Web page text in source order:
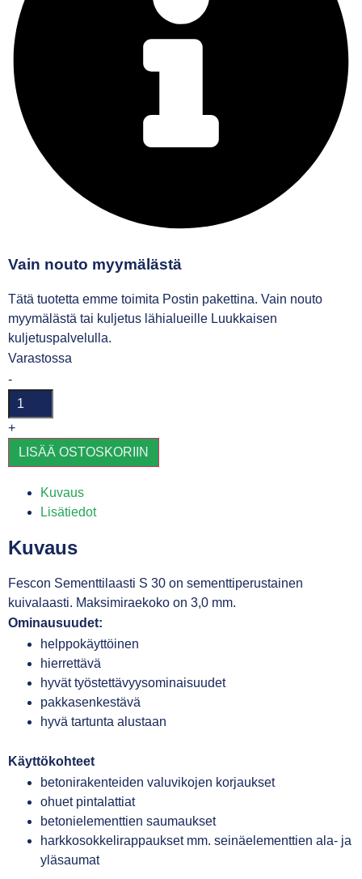
Vain nouto myymälästä
Tätä tuotetta emme toimita Postin pakettina. Vain nouto
myymälästä tai kuljetus lähialueille Luukkaisen
kuljetuspalvelulla.
Varastossa
-
+
LISÄÄ OSTOSKORIIN
Kuvaus
Lisätiedot
Kuvaus
Fescon Sementtilaasti S 30 on sementtiperustainen
kuivalaasti. Maksimiraekoko on 3,0 mm.
Ominausuudet:
helppokäyttöinen
hierrettävä
hyvät työstettävyysominaisuudet
pakkasenkestävä
hyvä tartunta alustaan
Käyttökohteet
betonirakenteiden valuvikojen korjaukset
ohuet pintalattiat
betonielementtien saumaukset
harkkosokkelirappaukset mm. seinäelementtien ala- ja
yläsaumat